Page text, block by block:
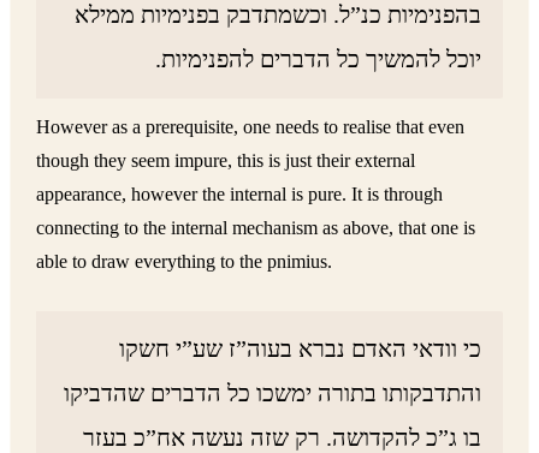
בהפנימיות כנ”ל. וכשמתדבק בפנימיות ממילא
יוכל להמשיך כל הדברים להפנימיות.
However as a prerequisite, one needs to realise that even
though they seem impure, this is just their external
appearance, however the internal is pure. It is through
connecting to the internal mechanism as above, that one is
able to draw everything to the pnimius.
כי וודאי האדם נברא בעוה”ז שע”י חשקו
והתדבקותו בתורה ימשכו כל הדברים שהדביקו
בו ג”כ להקדושה. רק שזה נעשה אח”כ בעזר